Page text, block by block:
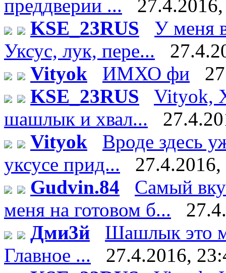
преддверии ...
KSE_23RUS
У меня
Уксус, лук, пере...
Vityok
ИМХО фи
KSE_23RUS
Vityok,
шашлык и хвал...
Vityok
Вроде здесь
уксусе прид...
Gudvin.84
Самый
меня на готовом б...
Дми3й
Шашлык это
Главное ...
27.4.2016,